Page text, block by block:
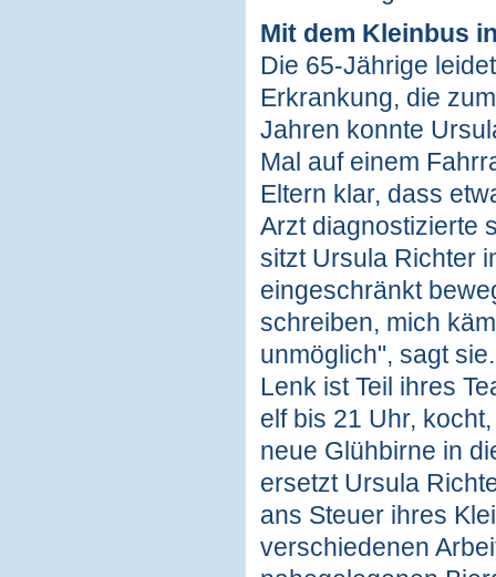
Mit dem Kleinbus
Die 65-Jährige
Erkrankung, die
Jahren konnte
Mal auf einem
Eltern klar, dass
Arzt diagnostizierte
sitzt Ursula Richter
eingeschränkt
schreiben, mich
unmöglich", sagt
Lenk ist Teil ihres
elf bis 21 Uhr,
neue Glühbirne in
ersetzt Ursula
ans Steuer ihres
verschiedenen